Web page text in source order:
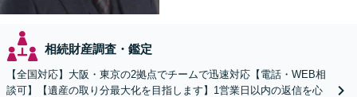
相続財産調査・鑑定
【全国対応】大阪・東京の2拠点でチームで迅速対応【電話・WEB相
談可】【遺産の取り分最大化を目指します】1営業日以内の返信を心